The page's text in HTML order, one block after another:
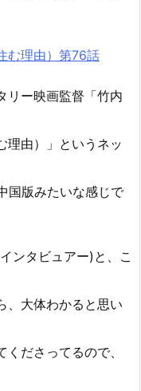
む理由）第76話
リー映画監督「竹内
理由）」というネッ
国版みたいな感じで
ンタビュアー)と、こ
、大体わかると思い
ださってるので、